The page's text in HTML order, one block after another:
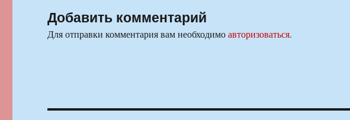
Добавить комментарий
Для отправки комментария вам необходимоавторизоваться.